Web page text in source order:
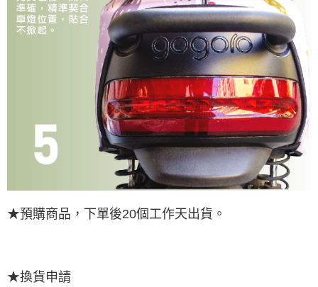
★預購商品，下單後20個工作天出貨。
★換貨申請